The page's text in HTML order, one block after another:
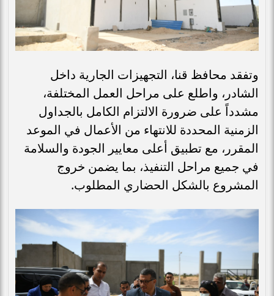
وتفقد محافظ قنا، التجهيزات الجارية داخل
الشادر، واطلع على مراحل العمل المختلفة،
مشدداً على ضرورة الالتزام الكامل بالجداول
الزمنية المحددة للانتهاء من الأعمال في الموعد
المقرر، مع تطبيق أعلى معايير الجودة والسلامة
في جميع مراحل التنفيذ، بما يضمن خروج
المشروع بالشكل الحضاري المطلوب.